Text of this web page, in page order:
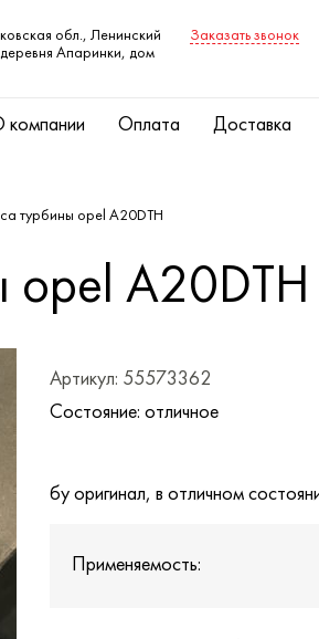
компании Оплата Доставка
обл., Ленинский
Апаринки, дом
Заказать звонок
турбины opel A20DTH
opel A20DTH
Артикул: 55573362
Состояние: отличное
бу оригинал, в отличном
Применяемость: